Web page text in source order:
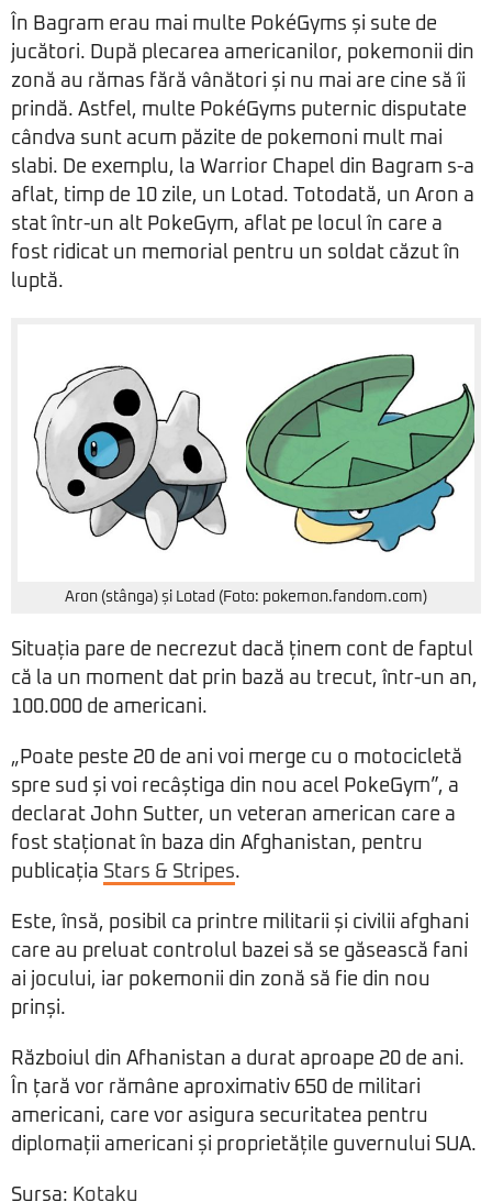
În Bagram erau mai multe PokéGyms și sute de
jucători. După plecarea americanilor, pokemonii din
zonă au rămas fără vânători și nu mai are cine să îi
prindă. Astfel, multe PokéGyms puternic disputate
cândva sunt acum păzite de pokemoni mult mai
slabi. De exemplu, la Warrior Chapel din Bagram s-a
aflat, timp de 10 zile, un Lotad. Totodată, un Aron a
stat într-un alt PokeGym, aflat pe locul în care a
fost ridicat un memorial pentru un soldat căzut în
luptă.
Aron (stânga) și Lotad (Foto: pokemon.fandom.com)
Situația pare de necrezut dacă ținem cont de faptul
că la un moment dat prin bază au trecut, într-un an,
100.000 de americani.
„Poate peste 20 de ani voi merge cu o motocicletă
spre sud și voi recâștiga din nou acel PokeGym”, a
declarat John Sutter, un veteran american care a
fost staționat în baza din Afghanistan, pentru
publicația Stars & Stripes.
Este, însă, posibil ca printre militarii și civilii afghani
care au preluat controlul bazei să se găsească fani
ai jocului, iar pokemonii din zonă să fie din nou
prinși.
Războiul din Afhanistan a durat aproape 20 de ani.
În țară vor rămâne aproximativ 650 de militari
americani, care vor asigura securitatea pentru
diplomații americani și proprietățile guvernului SUA.
Sursa: Kotaku